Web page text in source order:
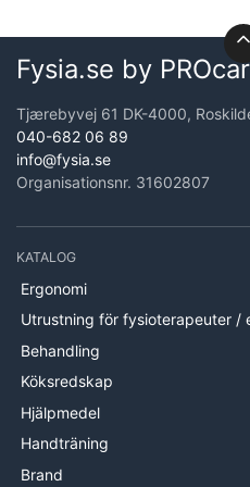
Fysia.se by
Tjærebyvej 61 DK-4000,
040-682 06 89
info@fysia.se
Organisationsnr. 31602807
KATALOG
Ergonomi
Utrustning för fysioterapeuter /
Behandling
Köksredskap
Hjälpmedel
Handträning
Brand